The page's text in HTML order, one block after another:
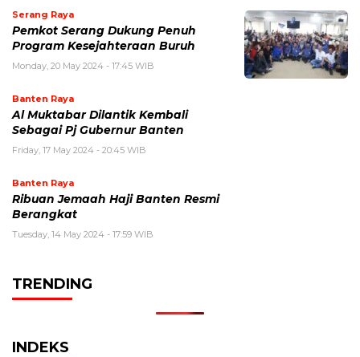
Serang Raya
Pemkot Serang Dukung Penuh
Program Kesejahteraan Buruh
Monday, 20 May 2024 - 17:45 WIB
Banten Raya
Al Muktabar Dilantik Kembali
Sebagai Pj Gubernur Banten
Friday, 17 May 2024 - 20:45 WIB
Banten Raya
Ribuan Jemaah Haji Banten Resmi
Berangkat
Tuesday, 14 May 2024 - 17:59 WIB
TRENDING
INDEKS